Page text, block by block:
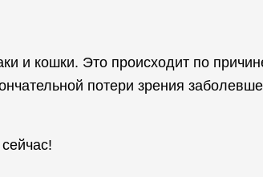
и кошки. Это происходит по
потери зрения